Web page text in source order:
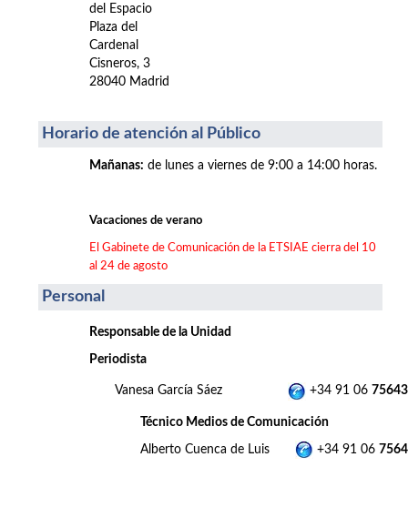
del Espacio
Plaza del
Cardenal
Cisneros, 3
28040 Madrid
Horario de atención al Público
Mañanas: de lunes a viernes de 9:00 a 14:00 horas.
Vacaciones de verano
El Gabinete de Comunicación de la ETSIAE cierra del 10
al 24 de agosto
Personal
Responsable de la Unidad
Periodista
Vanesa García Sáez +34 91 06 75643
Técnico Medios de Comunicación
Alberto Cuenca de Luis +34 91 06